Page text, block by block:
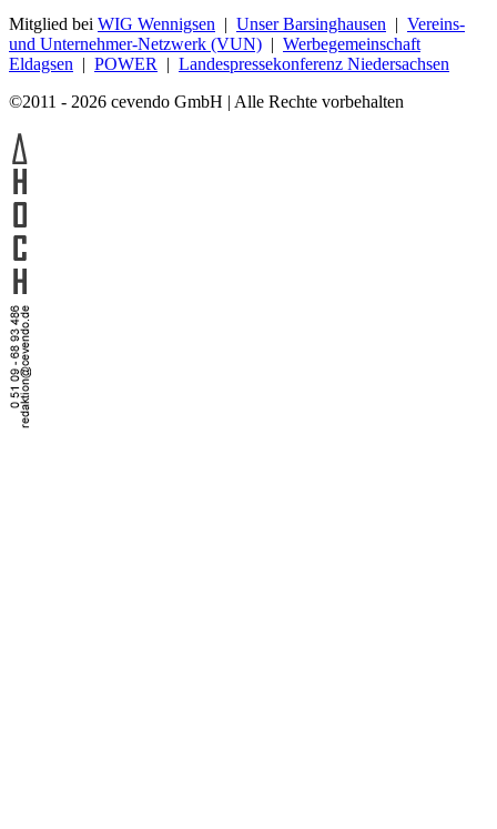
Mitglied bei WIG Wennigsen | Unser Barsinghausen | Vereins-
und Unternehmer-Netzwerk (VUN) | Werbegemeinschaft
Eldagsen | POWER | Landespressekonferenz Niedersachsen
©2011 - 2026 cevendo GmbH | Alle Rechte vorbehalten